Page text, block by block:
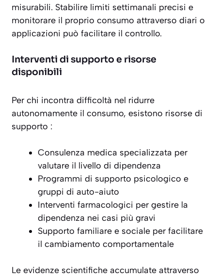
misurabili. Stabilire limiti settimanali precisi e
monitorare il proprio consumo attraverso diari o
applicazioni può facilitare il controllo.
Interventi di supporto e risorse
disponibili
Per chi incontra difficoltà nel ridurre
autonomamente il consumo, esistono risorse di
supporto :
Consulenza medica specializzata per
valutare il livello di dipendenza
Programmi di supporto psicologico e
gruppi di auto-aiuto
Interventi farmacologici per gestire la
dipendenza nei casi più gravi
Supporto familiare e sociale per facilitare
il cambiamento comportamentale
Le evidenze scientifiche accumulate attraverso